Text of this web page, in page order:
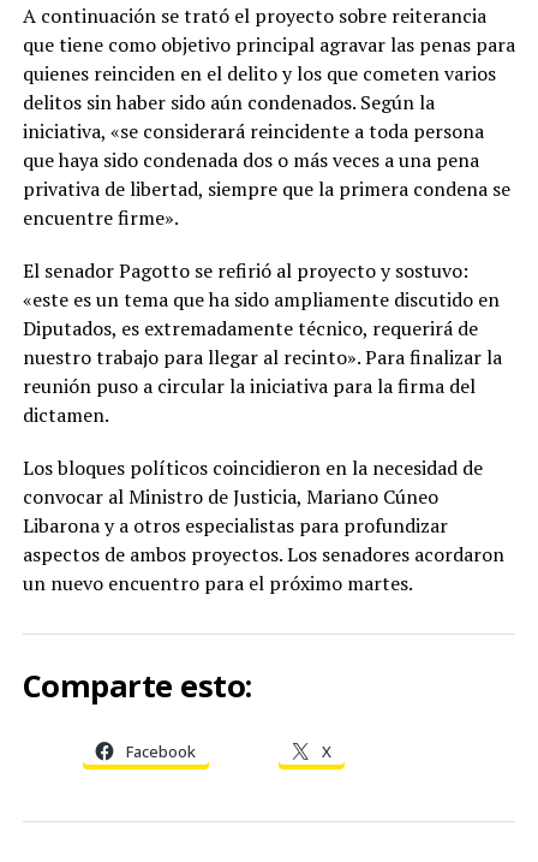
A continuación se trató el proyecto sobre reiterancia
que tiene como objetivo principal agravar las penas para
quienes reinciden en el delito y los que cometen varios
delitos sin haber sido aún condenados. Según la
iniciativa, «se considerará reincidente a toda persona
que haya sido condenada dos o más veces a una pena
privativa de libertad, siempre que la primera condena se
encuentre firme».
El senador Pagotto se refirió al proyecto y sostuvo:
«este es un tema que ha sido ampliamente discutido en
Diputados, es extremadamente técnico, requerirá de
nuestro trabajo para llegar al recinto». Para finalizar la
reunión puso a circular la iniciativa para la firma del
dictamen.
Los bloques políticos coincidieron en la necesidad de
convocar al Ministro de Justicia, Mariano Cúneo
Libarona y a otros especialistas para profundizar
aspectos de ambos proyectos. Los senadores acordaron
un nuevo encuentro para el próximo martes.
Comparte esto:
Facebook X